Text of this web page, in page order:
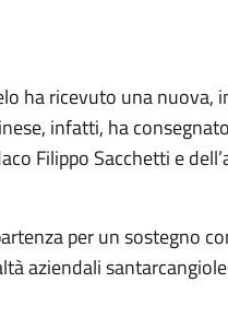
ha ricevuto una nuova,
infatti, ha
Filippo Sacchetti e
per un sostegno
aziendali